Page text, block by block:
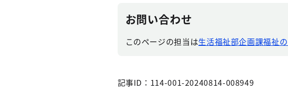
お問い合わせ
このページの担当は生活福祉部企画課福祉
記事ID：114-001-20240814-008949